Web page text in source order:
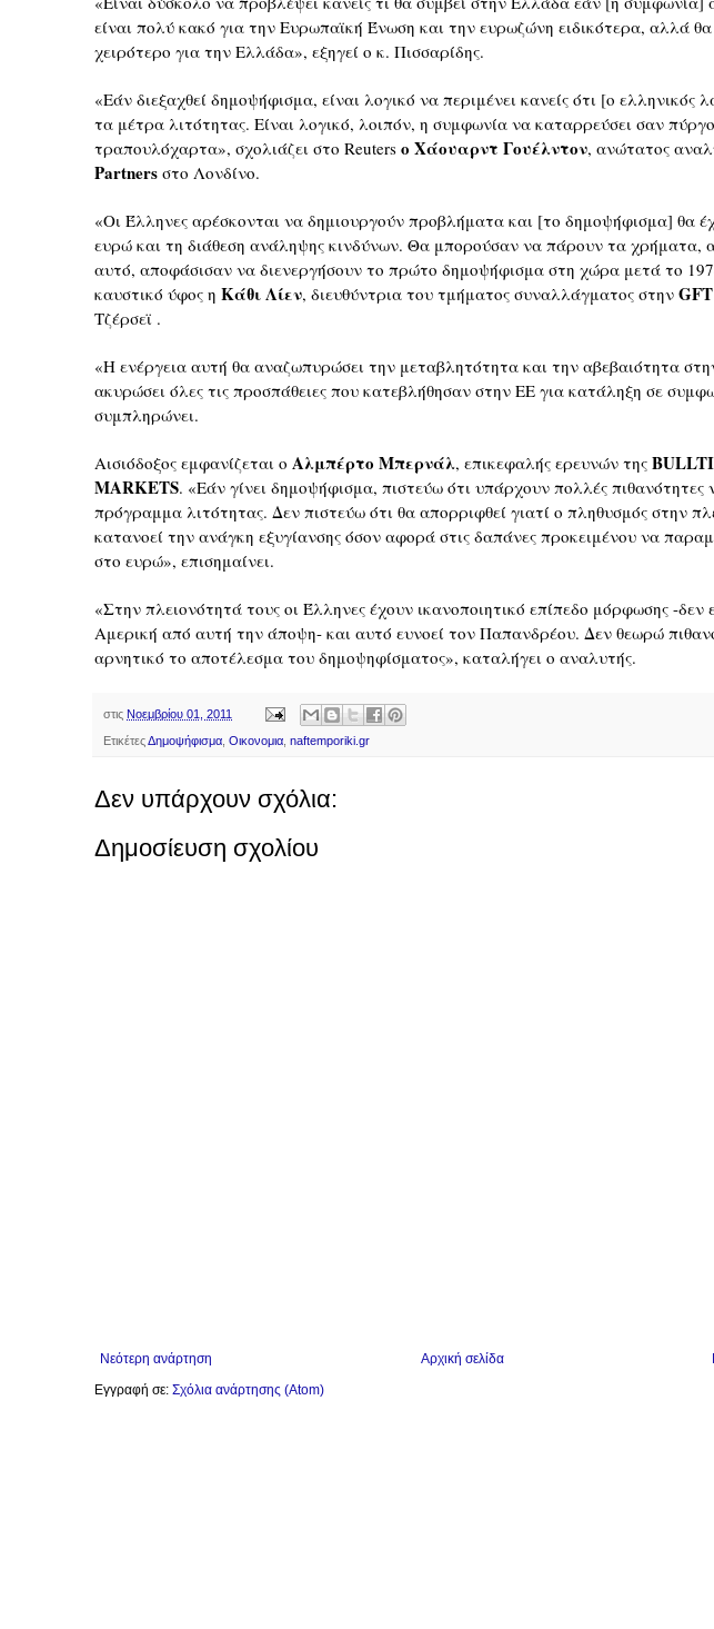
είναι πολύ κακό για την Ευρωπαϊκή Ένωση και την ευρωζώνη ειδικότερα, αλλά θα
χειρότερο για την Ελλάδα», εξηγεί ο κ. Πισσαρίδης.
«Εάν διεξαχθεί δημοψήφισμα, είναι λογικό να περιμένει κανείς ότι [ο ελληνικός
τα μέτρα λιτότητας. Είναι λογικό, λοιπόν, η συμφωνία να καταρρεύσει σαν
τραπουλόχαρτα», σχολιάζει στο Reuters ο Χάουαρντ Γουέλντον, ανώτατος
Partners στο Λονδίνο.
«Οι Έλληνες αρέσκονται να δημιουργούν προβλήματα και [το δημοψήφισμα] θα
ευρώ και τη διάθεση ανάληψης κινδύνων. Θα μπορούσαν να πάρουν τα χρήματα,
αυτό, αποφάσισαν να διενεργήσουν το πρώτο δημοψήφισμα στη χώρα μετά το
καυστικό ύφος η Κάθι Λίεν, διευθύντρια του τμήματος συναλλάγματος στην
Τζέρσεϊ .
«Η ενέργεια αυτή θα αναζωπυρώσει την μεταβλητότητα και την αβεβαιότητα
ακυρώσει όλες τις προσπάθειες που κατεβλήθησαν στην ΕΕ για κατάληξη σε
συμπληρώνει.
Αισιόδοξος εμφανίζεται ο Αλμπέρτο Μπερνάλ, επικεφαλής ερευνών της
MARKETS. «Εάν γίνει δημοψήφισμα, πιστεύω ότι υπάρχουν πολλές πιθανότητες
πρόγραμμα λιτότητας. Δεν πιστεύω ότι θα απορριφθεί γιατί ο πληθυσμός στην
κατανοεί την ανάγκη εξυγίανσης όσον αφορά στις δαπάνες προκειμένου να
στο ευρώ», επισημαίνει.
«Στην πλειονότητά τους οι Έλληνες έχουν ικανοποιητικό επίπεδο μόρφωσης -δεν
Αμερική από αυτή την άποψη- και αυτό ευνοεί τον Παπανδρέου. Δεν θεωρώ
αρνητικό το αποτέλεσμα του δημοψηφίσματος», καταλήγει ο αναλυτής.
στις Νοεμβρίου 01, 2011
ΕτικέτεςΔημοψήφισμα Οικονομια naftemporiki.gr
Δεν υπάρχουν σχόλια:
Δημοσίευση σχολίου
Νεότερη ανάρτηση
Αρχική σελίδα
Εγγραφή σε: Σχόλια ανάρτησης (Atom)